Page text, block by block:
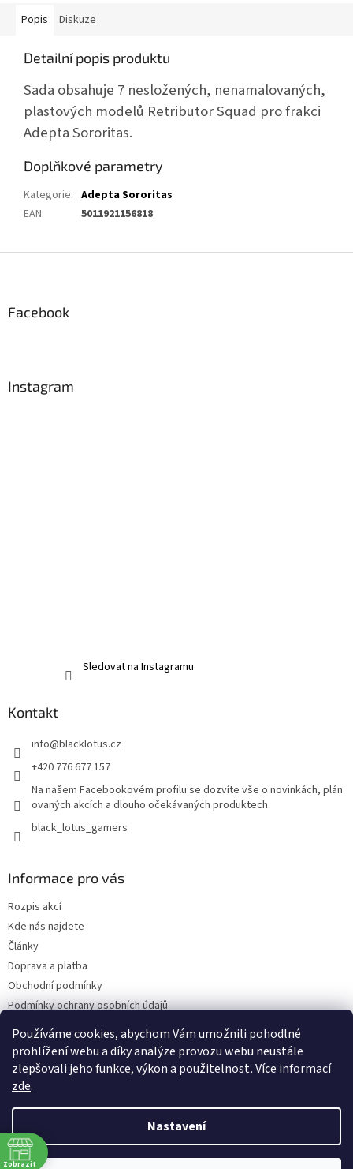
Používáme cookies, abychom Vám umožnili pohodlné
prohlížení webu a díky analýze provozu webu neustále
zlepšovali jeho funkce, výkon a použitelnost.Více informací
zde.
Nastavení
Popis Diskuze
Detailní popis produktu
Sada obsahuje 7 nesložených, nenamalovaných,
plastových modelů Retributor Squad pro frakci
Adepta Sororitas.
Doplňkové parametry
Kategorie: Adepta Sororitas
EAN: 5011921156818
Facebook
Instagram
Sledovat na Instagramu
Kontakt
info@blacklotus.cz
+420 776 677 157
Na našem Facebookovém profilu se dozvíte vše o novinkách, plán
ovaných akcích a dlouho očekávaných produktech.
black_lotus_gamers
Informace pro vás
Rozpis akcí
Kde nás najdete
Články
Doprava a platba
Obchodní podmínky
Podmínky ochrany osobních údajů
Bonusový program - kredity
Odběr Newsletterů
Copyright 2026Blacklotus.cz. Všechna práva vyhrazena.Upravit
Zobrazit